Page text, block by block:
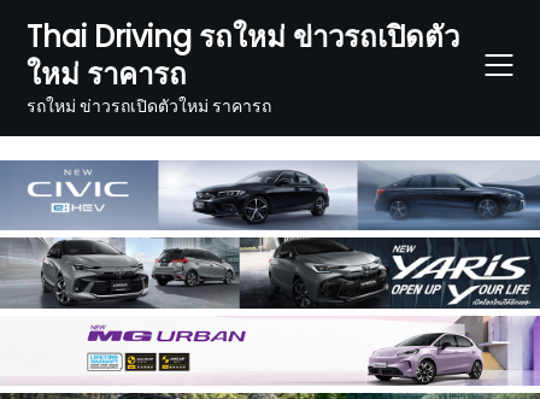
content
Thai Driving รถใหม่ ข่าวรถเปิดตัว
ใหม่ ราคารถ
รถใหม่ ข่าวรถเปิดตัวใหม่ ราคารถ